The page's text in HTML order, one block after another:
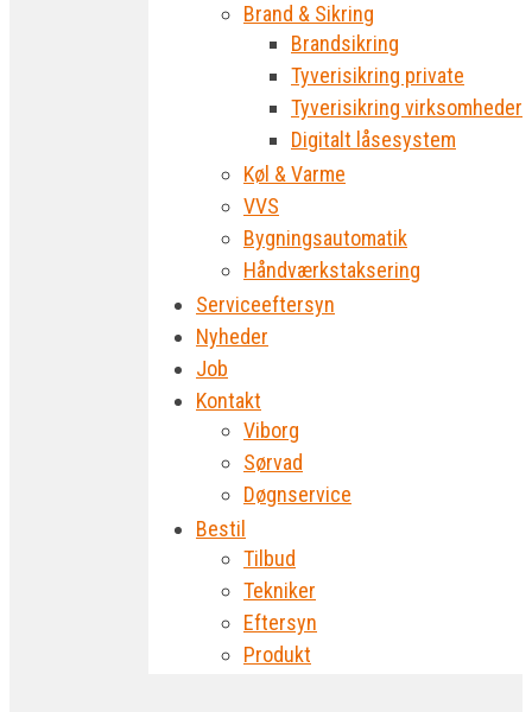
Brand & Sikring
Brandsikring
Tyverisikring private
Tyverisikring virksomheder
Digitalt låsesystem
Køl & Varme
VVS
Bygningsautomatik
Håndværkstaksering
Serviceeftersyn
Nyheder
Job
Kontakt
Viborg
Sørvad
Døgnservice
Bestil
Tilbud
Tekniker
Eftersyn
Produkt